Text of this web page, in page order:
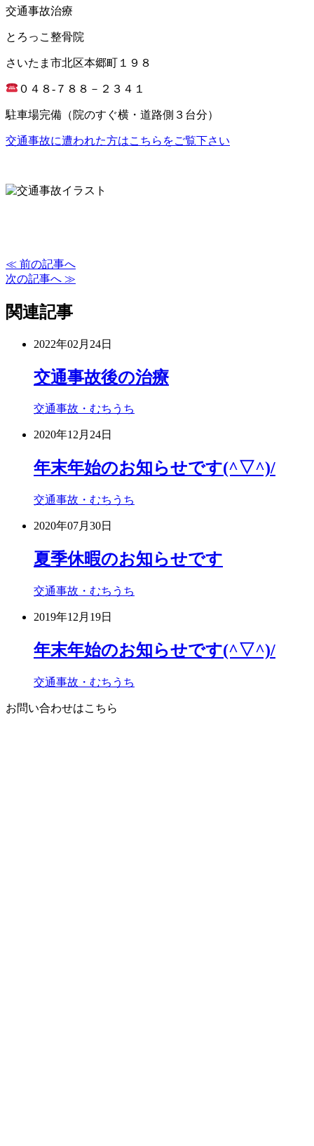
交通事故治療
とろっこ整骨院
さいたま市北区本郷町１９８
０４８-７８８－２３４１
駐車場完備（院のすぐ横・道路側３台分）
交通事故に遭われた方はこちらをご覧下さい
≪ 前の記事へ
次の記事へ ≫
関連記事
2022年02月24日
交通事故後の治療
交通事故・むちうち
2020年12月24日
年末年始のお知らせです(^▽^)/
交通事故・むちうち
2020年07月30日
夏季休暇のお知らせです
交通事故・むちうち
2019年12月19日
年末年始のお知らせです(^▽^)/
交通事故・むちうち
お問い合わせはこちら